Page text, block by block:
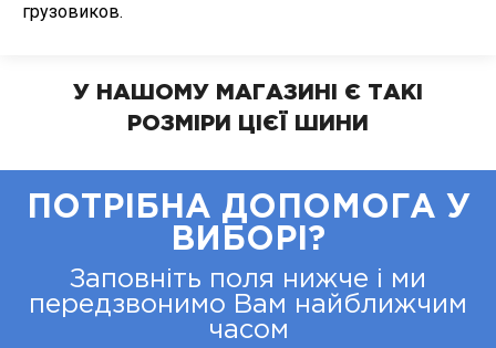
грузовиков.
У НАШОМУ МАГАЗИНІ Є ТАКІ
РОЗМІРИ ЦІЄЇ ШИНИ
ПОТРІБНА ДОПОМОГА У
ВИБОРІ?
Заповніть поля нижче і ми
передзвонимо Вам найближчим
часом